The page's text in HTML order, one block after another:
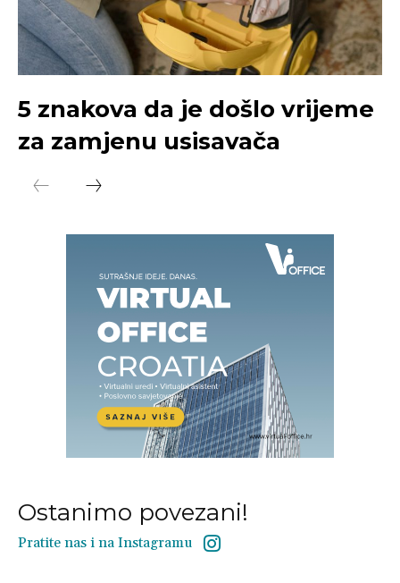
5 znakova da je došlo vrijeme
za zamjenu usisavača
Ostanimo povezani!
Pratite nas i na Instagramu